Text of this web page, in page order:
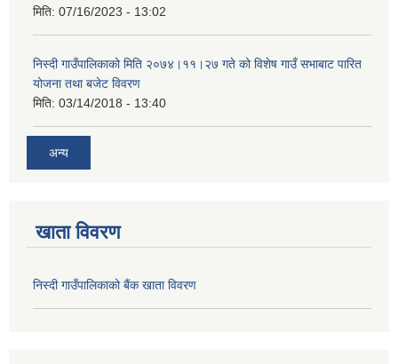
मिति: 07/16/2023 - 13:02
निस्दी गाउँपालिकाको मिति २०७४।११।२७ गते को विशेष गाउँ सभाबाट पारित
योजना तथा बजेट विवरण
मिति: 03/14/2018 - 13:40
अन्य
खाता विवरण
निस्दी गाउँपालिकाको बैंक खाता विवरण